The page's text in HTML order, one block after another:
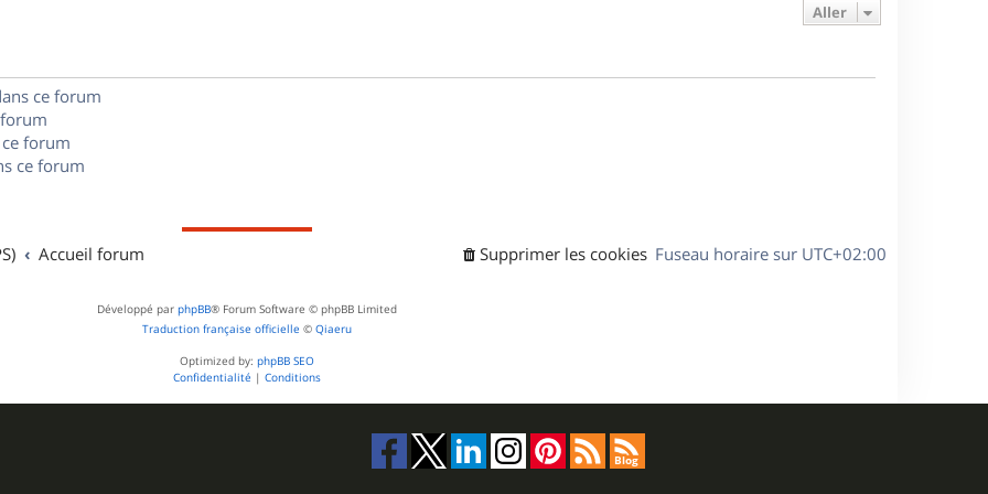
e
Aller
ce forum
forum
ce forum
Accueil forum Fuseau horaire sur UTC+02:00
Supprimer les cookies
Développé par phpBB® Forum Software © phpBB Limited
Traduction française officielle © Qiaeru
Optimized by: phpBB SEO
Confidentialité | Conditions